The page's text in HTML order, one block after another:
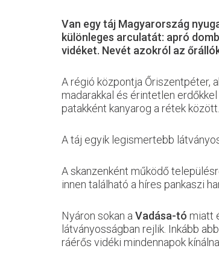
Van egy táj Magyarország
különleges arculatát: apró
vidéket. Nevét azokról az
A régió központja Őriszentpéter,
madarakkal és érintetlen
patakként kanyarog a rétek között.
A táj egyik legismertebb
A skanzenként működő
innen található a híres pankaszi
Nyáron sokan a Vadása-tó miatt
látványosságban rejlik. Inkább
ráérős vidéki mindennapok